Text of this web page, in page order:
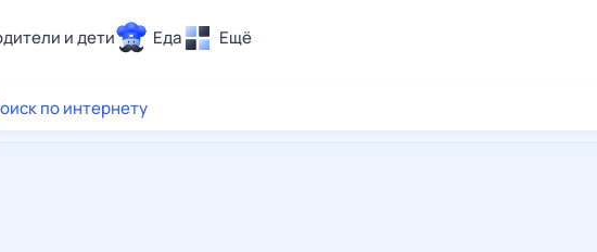
и дети Еда Ещё
Здоровье
по интернету